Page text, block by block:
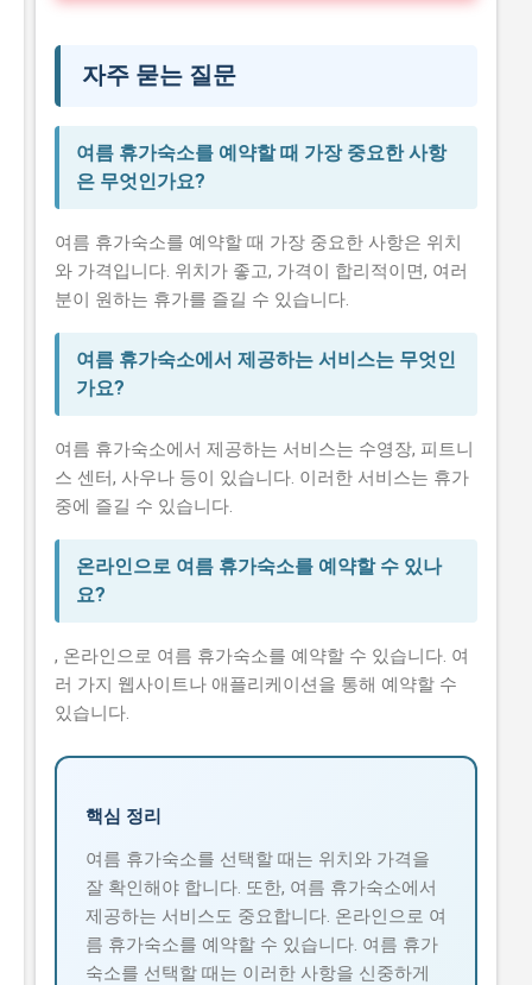
자주 묻는 질문
여름 휴가숙소를 예약할 때 가장 중요한 사항
은 무엇인가요?
여름 휴가숙소를 예약할 때 가장 중요한 사항은 위치
와 가격입니다. 위치가 좋고, 가격이 합리적이면, 여러
분이 원하는 휴가를 즐길 수 있습니다.
여름 휴가숙소에서 제공하는 서비스는 무엇인
가요?
여름 휴가숙소에서 제공하는 서비스는 수영장, 피트니
스 센터, 사우나 등이 있습니다. 이러한 서비스는 휴가
중에 즐길 수 있습니다.
온라인으로 여름 휴가숙소를 예약할 수 있나
요?
, 온라인으로 여름 휴가숙소를 예약할 수 있습니다. 여
러 가지 웹사이트나 애플리케이션을 통해 예약할 수
있습니다.
핵심 정리
여름 휴가숙소를 선택할 때는 위치와 가격을
잘 확인해야 합니다. 또한, 여름 휴가숙소에서
제공하는 서비스도 중요합니다. 온라인으로 여
름 휴가숙소를 예약할 수 있습니다. 여름 휴가
숙소를 선택할 때는 이러한 사항을 신중하게